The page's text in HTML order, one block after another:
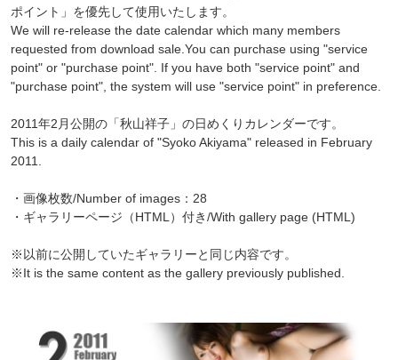
ポイント」を優先して使用いたします。
We will re-release the date calendar which many members
requested from download sale.You can purchase using "service
point" or "purchase point". If you have both "service point" and
"purchase point", the system will use "service point" in preference.
2011年2月公開の「秋山祥子」の日めくりカレンダーです。
This is a daily calendar of "Syoko Akiyama" released in February
2011.
・画像枚数/Number of images：28
・ギャラリーページ（HTML）付き/With gallery page (HTML)
※以前に公開していたギャラリーと同じ内容です。
※It is the same content as the gallery previously published.